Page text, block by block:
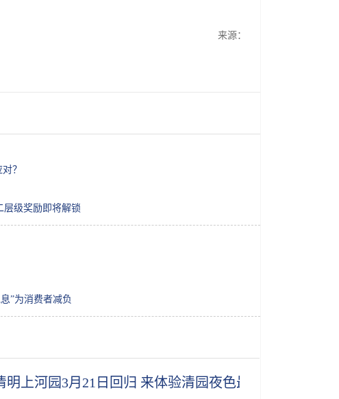
来源：
？
层级奖励即将解锁
”为消费者减负
明上河园3月21日回归 来体验清园夜色最浪漫的打开方式